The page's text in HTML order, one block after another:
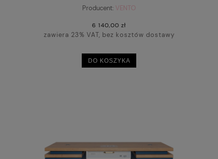
Producent: VENTO
6 140,00 zł
zawiera 23% VAT, bez kosztów dostawy
DO KOSZYKA